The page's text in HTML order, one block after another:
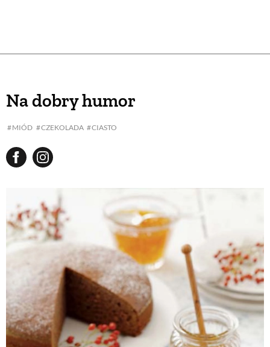
Na dobry humor
MIÓD CZEKOLADA CIASTO